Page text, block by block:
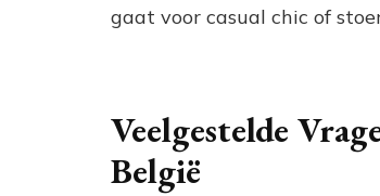
gaat voor casual chic of
Veelgestelde
België